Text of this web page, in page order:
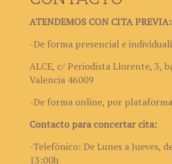
ATENDEMOS CON CITA PREVIA:
-De forma presencial e
ALCE, c/ Periodista Llorente, 3,
Valencia 46009
-De forma online, por
Contacto para concertar cita:
-Telefónico: De Lunes a Jueves,
13:00h